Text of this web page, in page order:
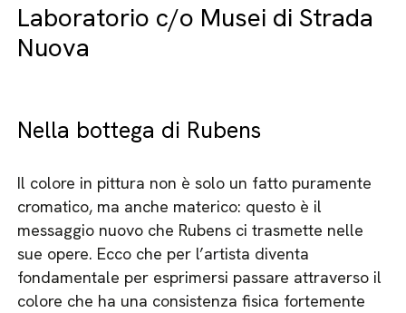
Laboratorio c/o Musei di Strada
Nuova
Nella bottega di Rubens
Il colore in pittura non è solo un fatto puramente
cromatico, ma anche materico: questo è il
messaggio nuovo che Rubens ci trasmette nelle
sue opere. Ecco che per l’artista diventa
fondamentale per esprimersi passare attraverso il
colore che ha una consistenza fisica fortemente